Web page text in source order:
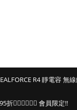
R4 靜電容 無
折🏴‍☠️🏴‍☠️🏴‍☠️ 會員限定!!